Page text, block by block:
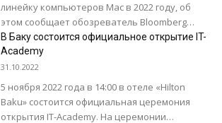
линейку компьютеров Mac в 2022 году, об
этом сообщает обозреватель Bloomberg
Марк Гурман. «Мне сказали, что Apple
намерена представить обновленные...
В Баку состоится официальное открытие IT-
Academy
31.10.2022
5 ноября 2022 года в 14:00 в отеле «Hilton
Baku» состоится официальная церемония
открытия IT-Academy. На церемонии